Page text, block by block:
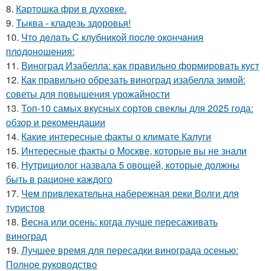
8. Картошка фри в духовке.
9. Тыква - кладезь здоровья!
10. Чтo дeлaть C клубникoй пocлe oкoнчaния
плoдoнoшeния:
11. Виноград Изабелла: как правильно формировать куст
12. Как правильно обрезать виноград изабелла зимой:
советы для повышения урожайности
13. Топ-10 самых вкусных сортов свеклы для 2025 года:
обзор и рекомендации
14. Какие интересные факты о климате Калуги
15. Интересные факты о Москве, которые вы не знали
16. Нутрициолог назвала 5 овощей, которые должны
быть в рационе каждого
17. Чем привлекательна набережная реки Волги для
туристов
18. Весна или осень: когда лучше пересаживать
виноград
19. Лучшее время для пересадки винограда осенью:
Полное руководство